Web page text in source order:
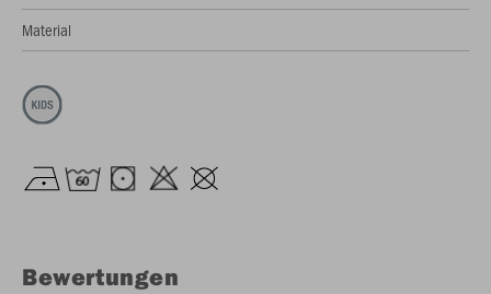
Material
Bewertungen